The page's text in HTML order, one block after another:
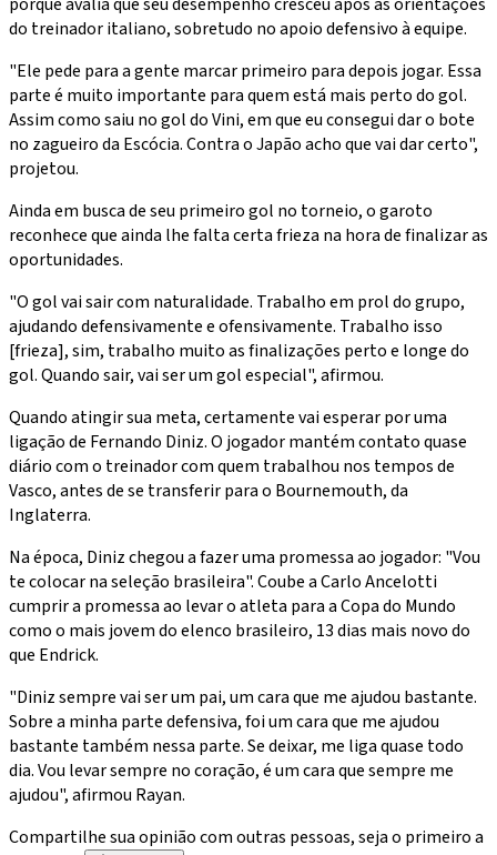
do treinador italiano, sobretudo no apoio defensivo à equipe.
"Ele pede para a gente marcar primeiro para depois jogar. Essa
parte é muito importante para quem está mais perto do gol.
Assim como saiu no gol do Vini, em que eu consegui dar o bote
no zagueiro da Escócia. Contra o Japão acho que vai dar certo",
projetou.
Ainda em busca de seu primeiro gol no torneio, o garoto
reconhece que ainda lhe falta certa frieza na hora de finalizar as
oportunidades.
"O gol vai sair com naturalidade. Trabalho em prol do grupo,
ajudando defensivamente e ofensivamente. Trabalho isso
[frieza], sim, trabalho muito as finalizações perto e longe do
gol. Quando sair, vai ser um gol especial", afirmou.
Quando atingir sua meta, certamente vai esperar por uma
ligação de Fernando Diniz. O jogador mantém contato quase
diário com o treinador com quem trabalhou nos tempos de
Vasco, antes de se transferir para o Bournemouth, da
Inglaterra.
Na época, Diniz chegou a fazer uma promessa ao jogador: "Vou
te colocar na seleção brasileira". Coube a Carlo Ancelotti
cumprir a promessa ao levar o atleta para a Copa do Mundo
como o mais jovem do elenco brasileiro, 13 dias mais novo do
que Endrick.
"Diniz sempre vai ser um pai, um cara que me ajudou bastante.
Sobre a minha parte defensiva, foi um cara que me ajudou
bastante também nessa parte. Se deixar, me liga quase todo
dia. Vou levar sempre no coração, é um cara que sempre me
ajudou", afirmou Rayan.
Compartilhe sua opinião com outras pessoas, seja o primeiro a